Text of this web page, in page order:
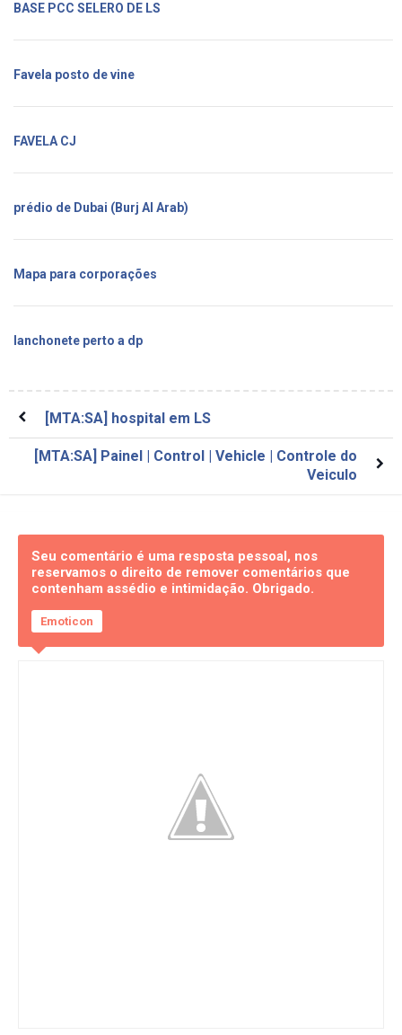
BASE PCC SELERO DE LS
Favela posto de vine
FAVELA CJ
prédio de Dubai (Burj Al Arab)
Mapa para corporações
lanchonete perto a dp
[MTA:SA] hospital em LS
[MTA:SA] Painel | Control | Vehicle | Controle do
Veiculo
Seu comentário é uma resposta pessoal, nos
reservamos o direito de remover comentários que
contenham assédio e intimidação. Obrigado.
Emoticon